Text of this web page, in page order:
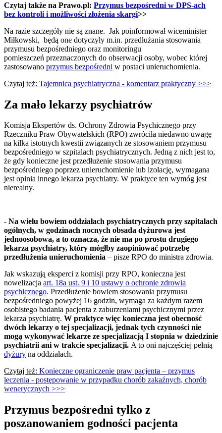
Czytaj także na Prawo.pl: Przymus bezpośredni w DPS-ach
bez kontroli i możliwości złożenia skargi>>
Na razie szczegóły nie są znane. Jak poinformował wiceminister
Miłkowski, będą one dotyczyły m.in. przedłużania stosowania
przymusu bezpośredniego oraz monitoringu
pomieszczeń przeznaczonych do obserwacji osoby, wobec której
zastosowano przymus bezpośredni w postaci unieruchomienia.
Czytaj też: Tajemnica psychiatryczna - komentarz praktyczny >>>
Za mało lekarzy psychiatrów
Komisja Ekspertów ds. Ochrony Zdrowia Psychicznego przy
Rzeczniku Praw Obywatelskich (RPO) zwróciła niedawno uwagę
na kilka istotnych kwestii związanych ze stosowaniem przymusu
bezpośredniego w szpitalach psychiatrycznych. Jedną z nich jest to,
że gdy konieczne jest przedłużenie stosowania przymusu
bezpośredniego poprzez unieruchomienie lub izolację, wymagana
jest opinia innego lekarza psychiatry. W praktyce ten wymóg jest
nierealny.
- Na wielu bowiem oddziałach psychiatrycznych przy szpitalach
ogólnych, w godzinach nocnych obsada dyżurowa jest
jednoosobowa, a to oznacza, że nie ma po prostu drugiego
lekarza psychiatry, który mógłby zaopiniować potrzebę
przedłużenia unieruchomienia – pisze RPO do ministra zdrowia.
Jak wskazują eksperci z komisji przy RPO, konieczna jest
nowelizacja art. 18a ust. 9 i 10 ustawy o ochronie zdrowia
psychicznego. Przedłużenie bowiem stosowania przymusu
bezpośredniego powyżej 16 godzin, wymaga za każdym razem
osobistego badania pacjenta z zaburzeniami psychicznymi przez
lekarza psychiatrę. W praktyce więc konieczna jest obecność
dwóch lekarzy o tej specjalizacji, jednak tych czynności nie
mogą wykonywać lekarze ze specjalizacją I stopnia w dziedzinie
psychiatrii ani w trakcie specjalizacji. A to oni najczęściej pełnią
dyżury na oddziałach.
Czytaj też: Konieczne ograniczenie praw pacjenta – przymus
leczenia - postępowanie w przypadku chorób zakaźnych, chorób
wenerycznych >>>
Przymus bezpośredni tylko z
poszanowaniem godności pacjenta